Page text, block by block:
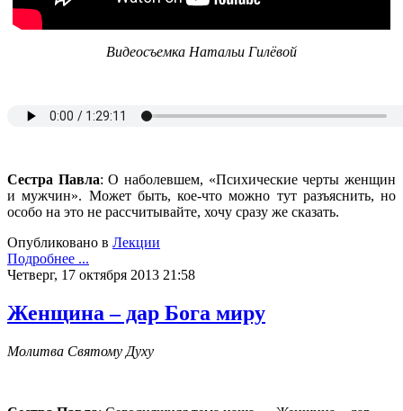
Видеосъемка Натальи Гилёвой
Сестра Павла: О наболевшем, «Психические черты женщин
и мужчин». Может быть, кое-что можно тут разъяснить, но
особо на это не рассчитывайте, хочу сразу же сказать.
Опубликовано в Лекции
Подробнее ...
Четверг, 17 октября 2013 21:58
Женщина – дар Бога миру
Молитва Святому Духу